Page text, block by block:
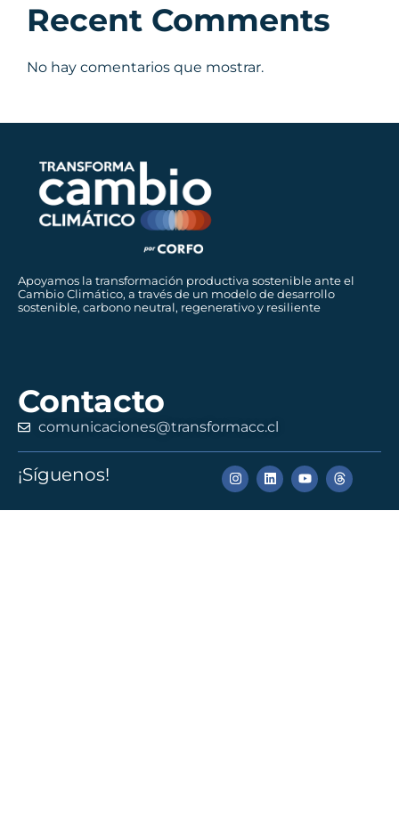
Recent Comments
No hay comentarios que mostrar.
Apoyamos la transformación productiva sostenible ante el
Cambio Climático, a través de un modelo de desarrollo
sostenible, carbono neutral, regenerativo y resiliente
Contacto
comunicaciones@transformacc.cl
¡Síguenos!